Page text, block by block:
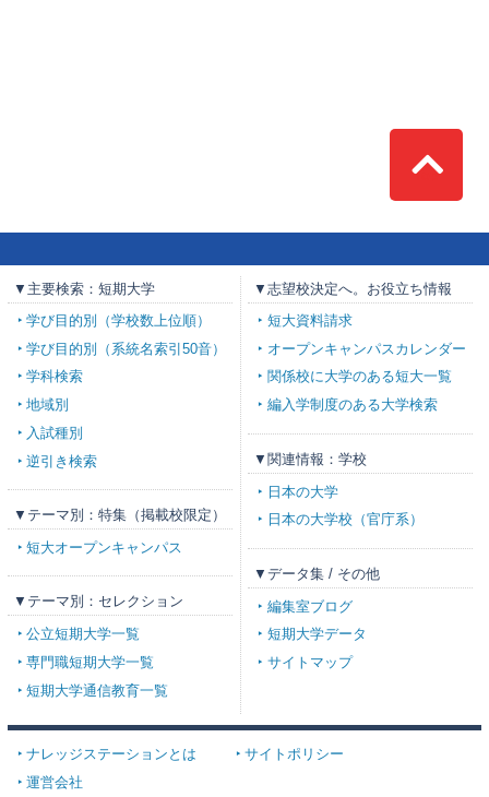
Top
▼主要検索：短期大学
学び目的別（学校数上位順）
学び目的別（系統名索引50音）
学科検索
地域別
入試種別
逆引き検索
▼テーマ別：特集（掲載校限定）
短大オープンキャンパス
▼テーマ別：セレクション
公立短期大学一覧
専門職短期大学一覧
短期大学通信教育一覧
▼志望校決定へ。お役立ち情報
短大資料請求
オープンキャンパスカレンダー
関係校に大学のある短大一覧
編入学制度のある大学検索
▼関連情報：学校
日本の大学
日本の大学校（官庁系）
▼データ集 / その他
編集室ブログ
短期大学データ
サイトマップ
ナレッジステーションとは
サイトポリシー
運営会社